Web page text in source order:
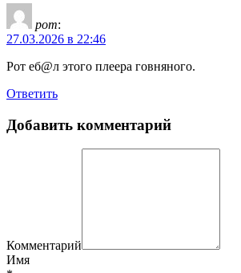
рот:
27.03.2026 в 22:46
Рот еб@л этого плеера говняного.
Ответить
Добавить комментарий
Комментарий
Имя